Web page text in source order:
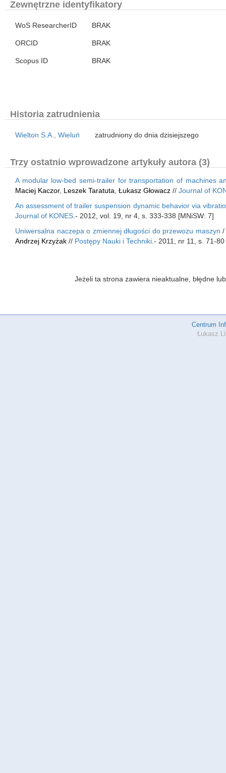
Zewnętrzne identyfikatory
WoS ResearcherID BRAK
ORCID BRAK
Scopus ID BRAK
Historia zatrudnienia
Wielton S.A., Wieluń zatrudniony do dnia dzisiejszego
Trzy ostatnio wprowadzone artykuły autora (3)
A modular low-bed semi-trailer for transportation of machines
Maciej Kaczor, Leszek Taratuta Łukasz Głowacz // Journal of
An assessment of trailer suspension dynamic behavior via
Journal of KONES .- 2012, vol. 19, nr 4, s. 333-338 [MNiSW: 7]
Uniwersalna naczepa o zmiennej długości do przewozu maszyn
Andrzej Krzyżak // Postępy Nauki i Techniki .- 2011, nr 11, s. 71-
Jeżeli ta strona zawiera nieaktualne, błędne
Centrum
Łukasz